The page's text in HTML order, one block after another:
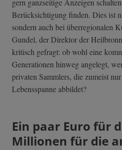
gern ganzseitige Anzeigen
Berücksichtigung finden. Dies ist
sondern auch bei überregionalen
Gundel, der Direktor der
kritisch gefragt: ob wohl eine
Generationen hinweg angelegt,
privaten Sammlers, die zumeist
Lebensspanne abbildet?
Ein paar Euro für
Millionen für die